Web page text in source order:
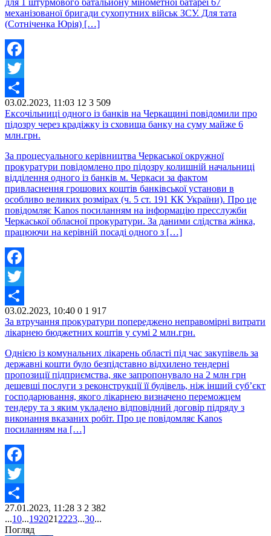
для 1 штурмового батальйону мінометної батареї 67
механізованої бригади сухопутних військ ЗСУ. Для тата
(Сотніченка Юрія) […]
Facebook
Twitter
Share
03.02.2023, 11:03 12 3 509
Ексочільниці одного із банків на Черкащині повідомили про
підозру через крадіжку із сховища банку на суму майже 6
млн.грн.
За процесуального керівництва Черкаської окружної
прокуратури повідомлено про підозру колишній начальниці
відділення одного із банків м. Черкаси за фактом
привласнення грошових коштів банківської установи в
особливо великих розмірах (ч. 5 ст. 191 КК України). Про це
повідомляє Kanos посиланням на інформацію пресслужби
Черкаської обласної прокуратури. За даними слідства жінка,
працюючи на керівній посаді одного з […]
Facebook
Twitter
Share
03.02.2023, 10:40 0 1 917
За втручання прокуратури попереджено неправомірні витрати
лікарнею бюджетних коштів у сумі 2 млн.грн.
Однією із комунальних лікарень області під час закупівель за
державні кошти було безпідставно відхилено тендерні
пропозиції підприємства, яке запропонувало на 2 млн грн
дешевші послуги з реконструкції її будівель, ніж інший суб’єкт
господарювання, якого лікарнею визначено переможцем
тендеру та з яким укладено відповідний договір підряду з
виконання вказаних робіт. Про це повідомляє Kanos
посиланням на […]
Facebook
Twitter
Share
27.01.2023, 11:28 3 2 382
...10...192021 2223...30...
Погляд